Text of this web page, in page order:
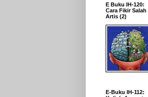
E Buku IH-120:
Cara Fikir Salah
Artis (2)
E-Buku IH-112: